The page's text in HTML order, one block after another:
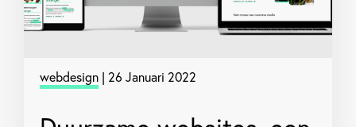
webdesign | 26 Januari 2022